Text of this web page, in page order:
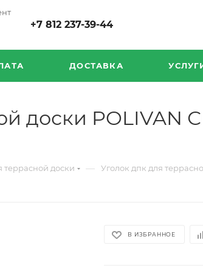
+7 812 237-39-44
ДОСТАВКА
доски
террасной доски — Уголок дпк для
В ИЗБРАННОЕ